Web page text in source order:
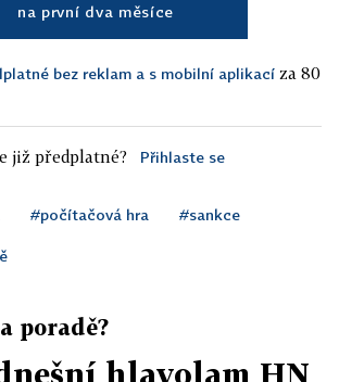
na první dva měsíce
bez reklam a s mobilní aplikací za 80
již předplatné? Přihlaste se
#počítačová hra #sankce
poradě?
hlavolam HN